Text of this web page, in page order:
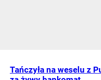
Tańczyła na weselu z